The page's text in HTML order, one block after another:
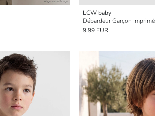
LCW baby
Débardeur Garçon
9.99 EUR